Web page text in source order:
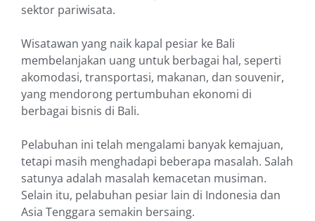
sektor pariwisata.
Wisatawan yang naik kapal pesiar ke Bali
membelanjakan uang untuk berbagai hal, seperti
akomodasi, transportasi, makanan, dan souvenir,
yang mendorong pertumbuhan ekonomi di
berbagai bisnis di Bali.
Pelabuhan ini telah mengalami banyak kemajuan,
tetapi masih menghadapi beberapa masalah. Salah
satunya adalah masalah kemacetan musiman.
Selain itu, pelabuhan pesiar lain di Indonesia dan
Asia Tenggara semakin bersaing.